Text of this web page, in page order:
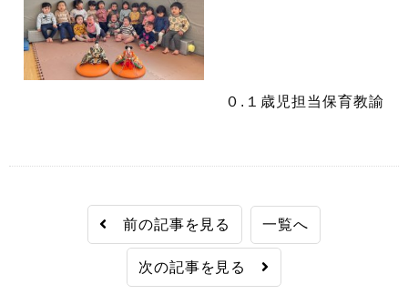
０.１歳児担当保育教諭
前の記事を見る 一覧へ
次の記事を見る